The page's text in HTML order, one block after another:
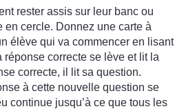
rester assis sur leur banc ou
en cercle. Donnez une carte à
élève qui va commencer en lisant
réponse correcte se lève et lit la
correcte, il lit sa question.
à cette nouvelle question se
continue jusqu’à ce que tous les